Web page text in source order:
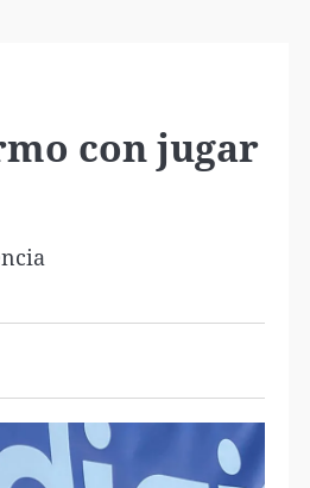
con jugar